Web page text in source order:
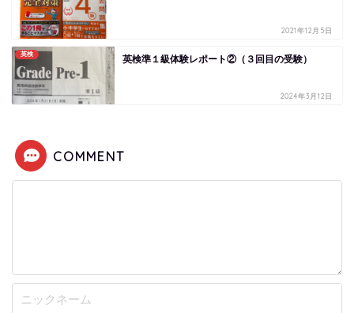
2021年12月5日
英検 英検準１級体験レポート②（３回目の受験）
2024年3月12日
COMMENT